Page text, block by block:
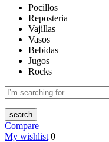
Pocillos
Reposteria
Vajillas
Vasos
Bebidas
Jugos
Rocks
search
Compare
My wishlist 0